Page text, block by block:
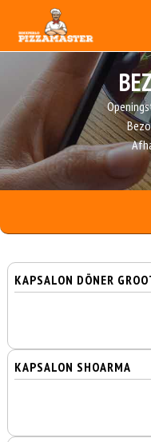
KAPSALON DÖNER
KAPSALON SHOARMA